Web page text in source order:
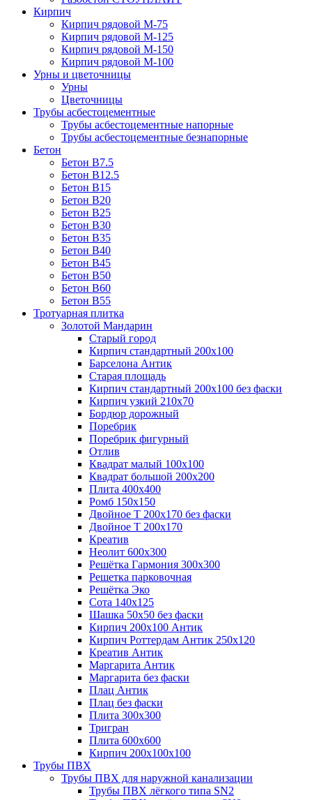
Кирпич
Кирпич рядовой М-75
Кирпич рядовой М-125
Кирпич рядовой М-150
Кирпич рядовой М-100
Урны и цветочницы
Урны
Цветочницы
Трубы асбестоцементные
Трубы асбестоцементные напорные
Трубы асбестоцементные безнапорные
Бетон
Бетон B7.5
Бетон B12.5
Бетон B15
Бетон B20
Бетон B25
Бетон B30
Бетон B35
Бетон B40
Бетон B45
Бетон B50
Бетон B60
Бетон B55
Тротуарная плитка
Золотой Мандарин
Старый город
Кирпич стандартный 200х100
Барселона Антик
Старая площадь
Кирпич стандартный 200х100 без фаски
Кирпич узкий 210х70
Бордюр дорожный
Поребрик
Поребрик фигурный
Отлив
Квадрат малый 100х100
Квадрат большой 200х200
Плита 400х400
Ромб 150х150
Двойное Т 200х170 без фаски
Двойное Т 200х170
Креатив
Неолит 600х300
Решётка Гармония 300х300
Решетка парковочная
Решётка Эко
Сота 140х125
Шашка 50х50 без фаски
Кирпич 200х100 Антик
Кирпич Роттердам Антик 250х120
Креатив Антик
Маргарита Антик
Маргарита без фаски
Плац Антик
Плац без фаски
Плита 300х300
Тригран
Плита 600х600
Кирпич 200х100х100
Трубы ПВХ
Трубы ПВХ для наружной канализации
Трубы ПВХ лёгкого типа SN2